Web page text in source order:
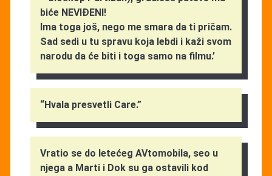
biće NEVIĐENI!
Ima toga još, nego me smara da ti pričam.
Sad sedi u tu spravu koja lebdi i kaži svom
narodu da će biti i toga samo na filmu.’
“Hvala presvetli Care.”
Vratio se do letećeg AVtomobila, seo u
njega a Marti i Dok su ga ostavili kod